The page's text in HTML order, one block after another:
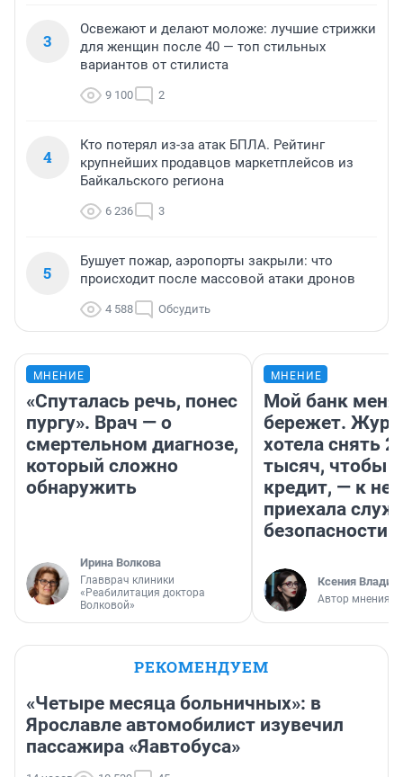
3
Освежают и делают моложе: лучшие стрижки
для женщин после 40 — топ стильных
вариантов от стилиста
9 100 2
4
Кто потерял из-за атак БПЛА. Рейтинг
крупнейших продавцов маркетплейсов из
Байкальского региона
6 236 3
5
Бушует пожар, аэропорты закрыли: что
происходит после массовой атаки дронов
4 588 Обсудить
МНЕНИЕ
«Спуталась речь, понес
пургу». Врач — о
смертельном диагнозе,
который сложно
обнаружить
Ирина Волкова
Главврач клиники
«Реабилитация доктора
Волковой»
МНЕНИЕ
Мой банк меня
бережет.
хотела снять
тысяч, чтобы
кредит, — к
приехала
безопасности
Ксения
Автор мнения
РЕКОМЕНДУЕМ
«Четыре месяца больничных»: в
Ярославле автомобилист изувечил
пассажира «Яавтобуса»